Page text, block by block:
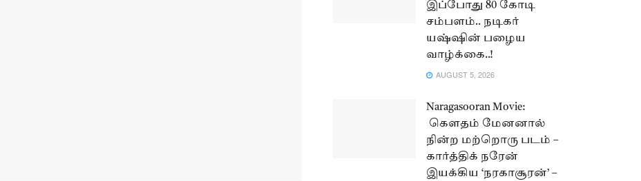
இப்போது 80 கோடி
சம்பளம்.. நடிகர்
யஷ்ஷின் பழைய
வாழ்க்கை..!
AUGUST 5, 2026
Naragasooran Movie:
கௌதம் மேனனால்
நின்ற மற்றொரு படம் –
கார்த்திக் நரேன்
இயக்கிய ‘நரகாசூரன்’ –